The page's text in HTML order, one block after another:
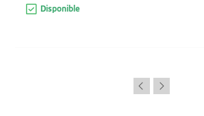
Disponible